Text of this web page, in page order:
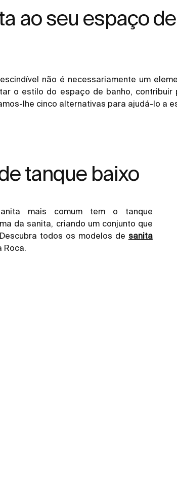
ao seu espaço
não é necessariamente um
o estilo do espaço de banho,
lhe cinco alternativas para ajudá-lo a
tanque baixo
mais comum tem o tanque
da sanita, criando um conjunto que
todos os modelos de sanita
Roca.